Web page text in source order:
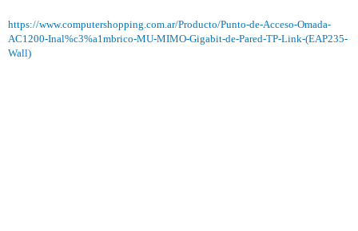
https://www.computershopping.com.ar/Producto/Punto-de-Acceso-Omada-
AC1200-Inal%c3%a1mbrico-MU-MIMO-Gigabit-de-Pared-TP-Link-(EAP235-
Wall)